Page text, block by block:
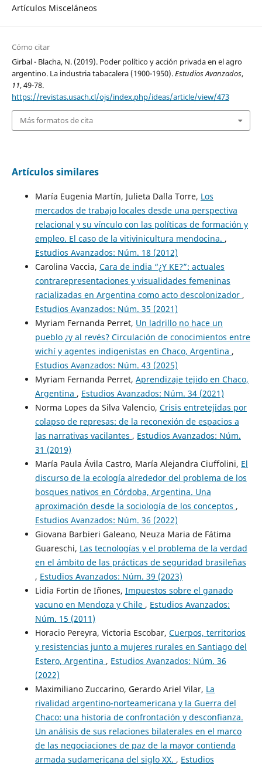
Artículos Misceláneos
Cómo citar
Girbal - Blacha, N. (2019). Poder político y acción privada en el agro
argentino. La industria tabacalera (1900-1950).Estudios Avanzados,
11, 49-78.
https://revistas.usach.cl/ojs/index.php/ideas/article/view/473
Más formatos de cita
Artículos similares
María Eugenia Martín, Julieta Dalla Torre, Los
mercados de trabajo locales desde una perspectiva
relacional y su vínculo con las políticas de formación y
empleo. El caso de la vitivinicultura mendocina. ,
Estudios Avanzados: Núm. 18 (2012)
Carolina Vaccia, Cara de india “¿Y KE?”: actuales
contrarepresentaciones y visualidades femeninas
racializadas en Argentina como acto descolonizador ,
Estudios Avanzados: Núm. 35 (2021)
Myriam Fernanda Perret, Un ladrillo no hace un
pueblo ¿y al revés? Circulación de conocimientos entre
wichí y agentes indigenistas en Chaco, Argentina ,
Estudios Avanzados: Núm. 43 (2025)
Myriam Fernanda Perret, Aprendizaje tejido en Chaco,
Argentina , Estudios Avanzados: Núm. 34 (2021)
Norma Lopes da Silva Valencio, Crisis entretejidas por
colapso de represas: de la reconexión de espacios a
las narrativas vacilantes , Estudios Avanzados: Núm.
31 (2019)
María Paula Ávila Castro, María Alejandra Ciuffolini, El
discurso de la ecología alrededor del problema de los
bosques nativos en Córdoba, Argentina. Una
aproximación desde la sociología de los conceptos ,
Estudios Avanzados: Núm. 36 (2022)
Giovana Barbieri Galeano, Neuza Maria de Fátima
Guareschi, Las tecnologías y el problema de la verdad
en el ámbito de las prácticas de seguridad brasileñas
, Estudios Avanzados: Núm. 39 (2023)
Lidia Fortin de Iñones, Impuestos sobre el ganado
vacuno en Mendoza y Chile , Estudios Avanzados:
Núm. 15 (2011)
Horacio Pereyra, Victoria Escobar, Cuerpos, territorios
y resistencias junto a mujeres rurales en Santiago del
Estero, Argentina , Estudios Avanzados: Núm. 36
(2022)
Maximiliano Zuccarino, Gerardo Ariel Vilar, La
rivalidad argentino-norteamericana y la Guerra del
Chaco: una historia de confrontación y desconfianza.
Un análisis de sus relaciones bilaterales en el marco
de las negociaciones de paz de la mayor contienda
armada sudamericana del siglo XX. , Estudios